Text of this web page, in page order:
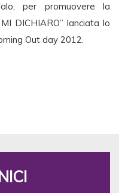
per promuovere la
DICHIARO” lanciata lo
Out day 2012.